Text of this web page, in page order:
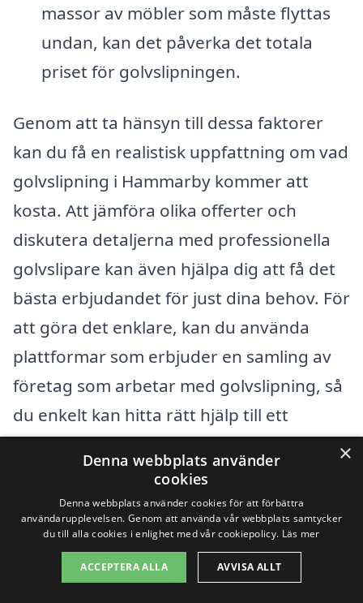
massor av möbler som måste flyttas
undan, kan det påverka det totala
priset för golvslipningen.
Genom att ta hänsyn till dessa faktorer
kan du få en realistisk uppfattning om vad
golvslipning i Hammarby kommer att
kosta. Att jämföra olika offerter och
diskutera detaljerna med professionella
golvslipare kan även hjälpa dig att få det
bästa erbjudandet för just dina behov. För
att göra det enklare, kan du använda
plattformar som erbjuder en samling av
företag som arbetar med golvslipning, så
du enkelt kan hitta rätt hjälp till ett
konkurrenskraftigt pris.
Få 3 erbjudanden, gratis och utan
förpliktelser
×
Denna webbplats använder
cookies
Denna webbplats använder cookies för att förbättra
användarupplevelsen. Genom att använda vår webbplats samtycker
du till alla cookies i enlighet med vår cookiepolicy. Läs mer
ACCEPTERA ALLA AVVISA ALLT